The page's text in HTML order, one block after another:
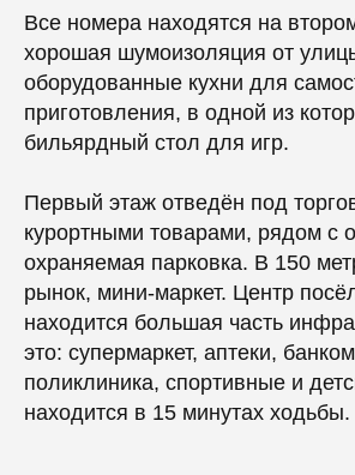
Все номера находятся на
хорошая шумоизоляция от
оборудованные кухни для
приготовления, в одной из
бильярдный стол для игр.
Первый этаж отведён под
курортными товарами, рядом с
охраняемая парковка. В 150
рынок, мини-маркет. Центр
находится большая часть
это: супермаркет, аптеки,
поликлиника, спортивные и
находится в 15 минутах ходьбы.